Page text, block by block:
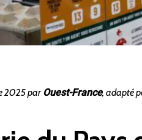
2025 par Ouest-France, adapté